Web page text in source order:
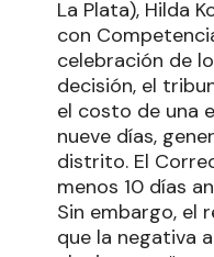
La Plata), Hilda
con
celebración de
decisión, el
el costo de una
nueve días,
distrito. El
menos 10 días
Sin embargo, el
que la negativa